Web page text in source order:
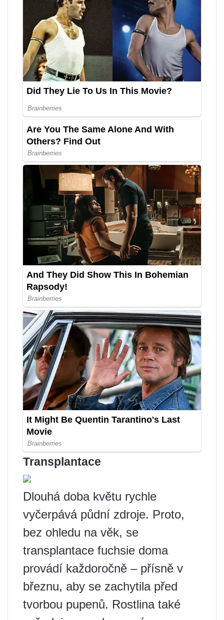
Transplantace
Dlouhá doba květu rychle
vyčerpává půdní zdroje. Proto,
bez ohledu na věk, se
transplantace fuchsie doma
provádí každoročně – přísně v
březnu, aby se zachytila ​​před
tvorbou pupenů. Rostlina také